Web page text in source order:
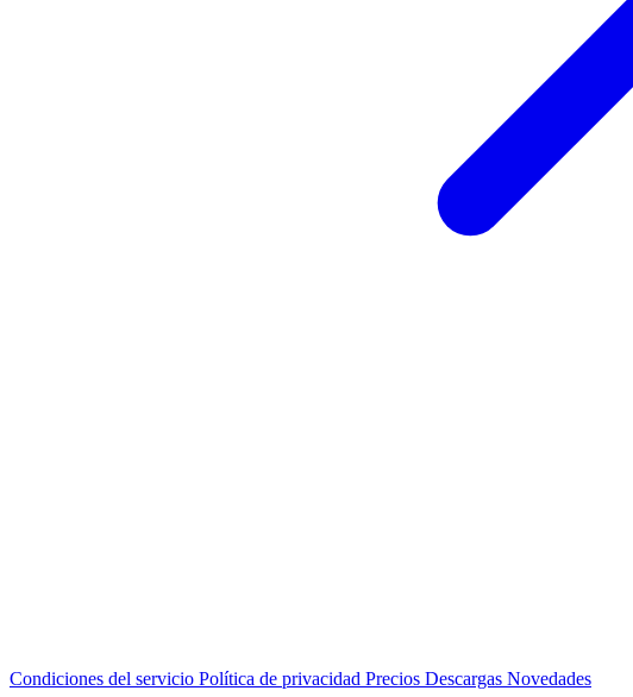
Condiciones del servicio Política de privacidad Precios Descargas Novedades